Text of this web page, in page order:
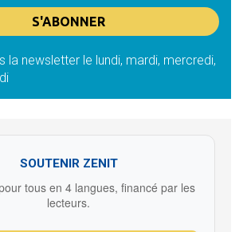
la newsletter le lundi, mardi, mercredi,
SOUTENIR ZENIT
tous en 4 langues, financé par les
lecteurs.